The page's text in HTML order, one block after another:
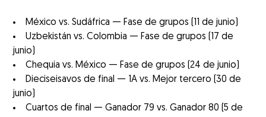
México vs. Sudáfrica — Fase de grupos (11 de junio)
Uzbekistán vs. Colombia — Fase de grupos (17 de
junio)
Chequia vs. México — Fase de grupos (24 de junio)
Dieciseisavos de final — 1A vs. Mejor tercero (30 de
junio)
Cuartos de final — Ganador 79 vs. Ganador 80 (5 de